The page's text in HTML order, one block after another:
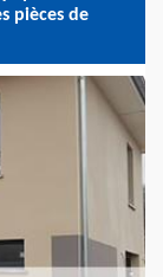
pièces de